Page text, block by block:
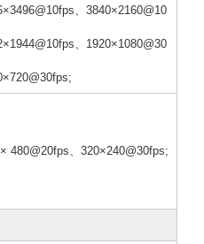
、3840×2160@10
、1920×1080@30
480@20fps、320×240@30fps;